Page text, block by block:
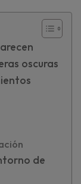
oscuras
de